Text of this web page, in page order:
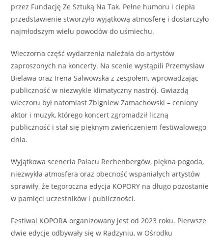
przez Fundację Ze Sztuką Na Tak. Pełne humoru i ciepła
przedstawienie stworzyło wyjątkową atmosferę i dostarczyło
najmłodszym wielu powodów do uśmiechu.
Wieczorna część wydarzenia należała do artystów
zaproszonych na koncerty. Na scenie wystąpili Przemysław
Bielawa oraz Irena Salwowska z zespołem, wprowadzając
publiczność w niezwykle klimatyczny nastrój. Gwiazdą
wieczoru był natomiastZbigniew Zamachowski – ceniony
aktor i muzyk, którego koncert zgromadził liczną
publiczność i stał się pięknym zwieńczeniem festiwalowego
dnia.
Wyjątkowa sceneria Pałacu Rechenbergów, piękna pogoda,
niezwykła atmosfera oraz obecność wspaniałych artystów
sprawiły, że tegoroczna edycja KOPORY na długo pozostanie
w pamięci uczestników i publiczności.
Festiwal KOPORA organizowany jest od 2023 roku. Pierwsze
dwie edycje odbywały się w Radzyniu, w Ośrodku